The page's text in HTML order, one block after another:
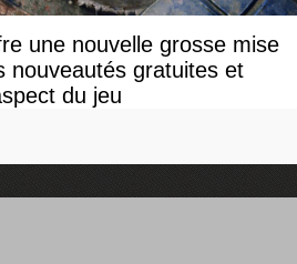
une nouvelle grosse mise
nouveautés gratuites et
du jeu